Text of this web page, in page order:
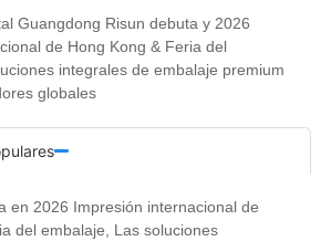
Guangdong Risun debuta y 2026
de Hong Kong & Feria del
integrales de embalaje premium
globales
en 2026 Impresión internacional de
del embalaje, Las soluciones